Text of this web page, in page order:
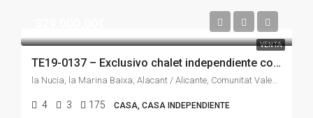
VENTA
TE19-0137 – Exclusivo chalet independiente con vistas al mar y la montaña
la Nucia, la Marina Baixa, Alacant / Alicante, Comunitat Valenciana, España
4 3 175 CASA, CASA INDEPENDIENTE